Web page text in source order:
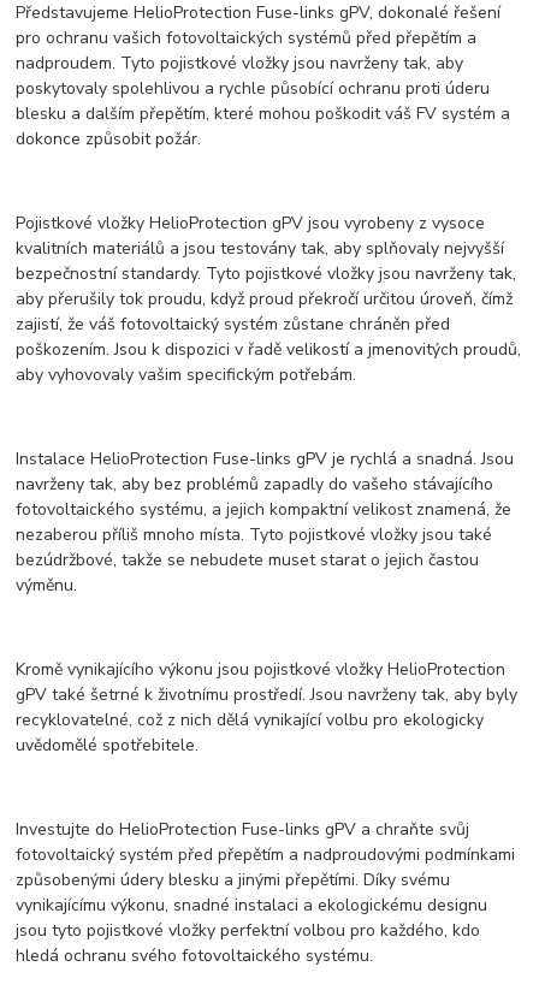
Představujeme HelioProtection Fuse-links gPV, dokonalé řešení
pro ochranu vašich fotovoltaických systémů před přepětím a
nadproudem. Tyto pojistkové vložky jsou navrženy tak, aby
poskytovaly spolehlivou a rychle působící ochranu proti úderu
blesku a dalším přepětím, které mohou poškodit váš FV systém a
dokonce způsobit požár.
Pojistkové vložky HelioProtection gPV jsou vyrobeny z vysoce
kvalitních materiálů a jsou testovány tak, aby splňovaly nejvyšší
bezpečnostní standardy. Tyto pojistkové vložky jsou navrženy tak,
aby přerušily tok proudu, když proud překročí určitou úroveň, čímž
zajistí, že váš fotovoltaický systém zůstane chráněn před
poškozením. Jsou k dispozici v řadě velikostí a jmenovitých proudů,
aby vyhovovaly vašim specifickým potřebám.
Instalace HelioProtection Fuse-links gPV je rychlá a snadná. Jsou
navrženy tak, aby bez problémů zapadly do vašeho stávajícího
fotovoltaického systému, a jejich kompaktní velikost znamená, že
nezaberou příliš mnoho místa. Tyto pojistkové vložky jsou také
bezúdržbové, takže se nebudete muset starat o jejich častou
výměnu.
Kromě vynikajícího výkonu jsou pojistkové vložky HelioProtection
gPV také šetrné k životnímu prostředí. Jsou navrženy tak, aby byly
recyklovatelné, což z nich dělá vynikající volbu pro ekologicky
uvědomělé spotřebitele.
Investujte do HelioProtection Fuse-links gPV a chraňte svůj
fotovoltaický systém před přepětím a nadproudovými podmínkami
způsobenými údery blesku a jinými přepětími. Díky svému
vynikajícímu výkonu, snadné instalaci a ekologickému designu
jsou tyto pojistkové vložky perfektní volbou pro každého, kdo
hledá ochranu svého fotovoltaického systému.